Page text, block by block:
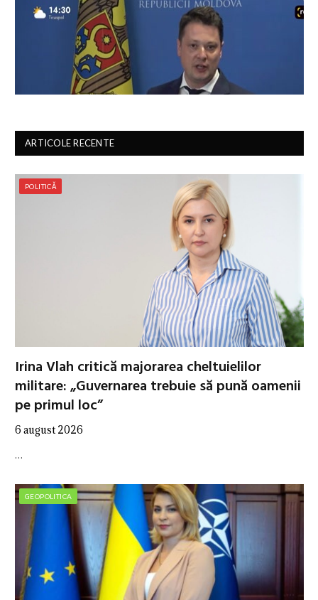
ARTICOLE RECENTE
POLITICĂ
Irina Vlah critică majorarea cheltuielilor
militare: „Guvernarea trebuie să pună oamenii
pe primul loc”
6 august 2026
…
GEOPOLITICA